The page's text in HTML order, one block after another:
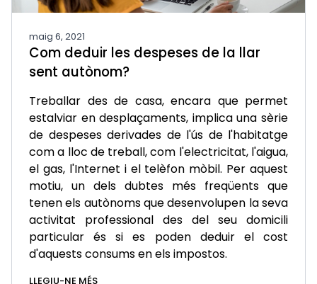
maig 6, 2021
Com deduir les despeses de la llar
sent autònom?
Treballar des de casa, encara que permet
estalviar en desplaçaments, implica una sèrie
de despeses derivades de l'ús de l'habitatge
com a lloc de treball, com l'electricitat, l'aigua,
el gas, l'Internet i el telèfon mòbil. Per aquest
motiu, un dels dubtes més freqüents que
tenen els autònoms que desenvolupen la seva
activitat professional des del seu domicili
particular és si es poden deduir el cost
d'aquests consums en els impostos.
LLEGIU-NE MÉS